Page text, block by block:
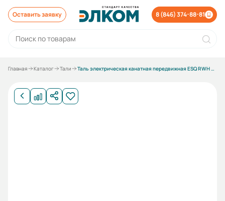
Оставить заявку 8 (846) 374-88-81
Главная Каталог Тали Таль электрическая канатная передвижная ESQ RWH S100 H6 (г/п 10т в/п 6м)